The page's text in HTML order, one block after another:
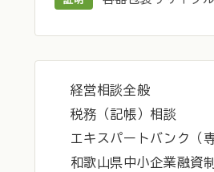
経営相談全般
税務（記帳）相談
エキスパートバンク（
和歌山県中小企業融資